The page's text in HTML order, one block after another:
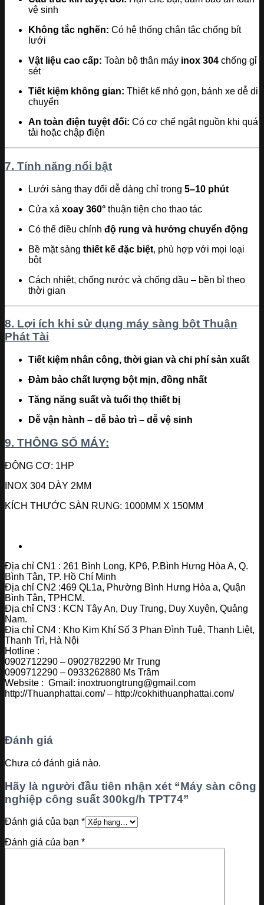
vệ sinh
Không tắc nghẽn: Có hệ thống chân tắc chống bít
lưới
Vật liệu cao cấp: Toàn bộ thân máy inox 304 chống gỉ
sét
Tiết kiệm không gian: Thiết kế nhỏ gọn, bánh xe dễ di
chuyển
An toàn điện tuyệt đối: Có cơ chế ngắt nguồn khi quá
tải hoặc chập điện
7. Tính năng nổi bật
Lưới sàng thay đổi dễ dàng chỉ trong 5–10 phút
Cửa xả xoay 360° thuận tiện cho thao tác
Có thể điều chỉnh độ rung và hướng chuyển động
Bề mặt sàng thiết kế đặc biệt, phù hợp với mọi loại
bột
Cách nhiệt, chống nước và chống dầu – bền bỉ theo
thời gian
8. Lợi ích khi sử dụng máy sàng bột Thuận
Phát Tài
Tiết kiệm nhân công, thời gian và chi phí sản xuất
Đảm bảo chất lượng bột mịn, đồng nhất
Tăng năng suất và tuổi thọ thiết bị
Dễ vận hành – dễ bảo trì – dễ vệ sinh
9. THÔNG SỐ MÁY:
ĐỘNG CƠ: 1HP
INOX 304 DÀY 2MM
KÍCH THƯỚC SÀN RUNG: 1000MM X 150MM
Địa chỉ CN1 : 261 Bình Long, KP6, P.Bình Hưng Hòa A, Q.
Bình Tân, TP. Hồ Chí Minh
Địa chỉ CN2 :469 QL1a, Phường Bình Hưng Hòa a, Quận
Bình Tân, TPHCM.
Địa chỉ CN3 : KCN Tây An, Duy Trung, Duy Xuyên, Quảng
Nam.
Địa chỉ CN4 : Kho Kim Khí Số 3 Phan Đình Tuệ, Thanh Liệt,
Thanh Trì, Hà Nội
Hotline :
0902712290 – 0902782290 Mr Trung
0909712290 – 0933262880 Ms Trâm
Website : Gmail: inoxtruongtrung@gmail.com
http://Thuanphattai.com/ – http://cokhithuanphattai.com/
Đánh giá
Chưa có đánh giá nào.
Hãy là người đầu tiên nhận xét “Máy sàn công
nghiệp công suất 300kg/h TPT74”
Đánh giá của bạn *
Đánh giá của bạn *